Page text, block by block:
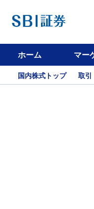
ホーム マー
国内株式トップ 取引